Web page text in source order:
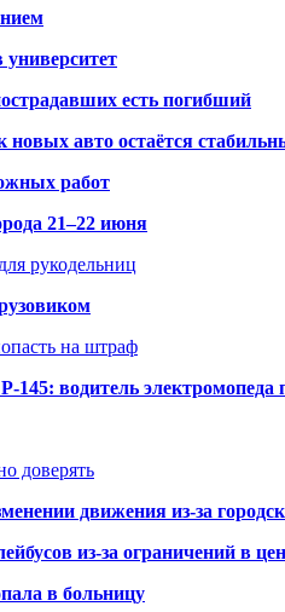
есть погибший
новых авто остаётся
работ
21–22 июня
рукодельниц
на штраф
145: водитель электромопеда
доверять
движения из-за
из-за ограничений в
в больницу